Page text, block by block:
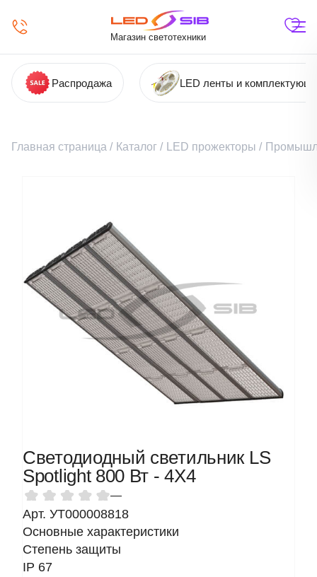
Магазин светотехники
Распродажа LED ленты и
Главная страница / Каталог / LED прожекторы /
Светодиодный светильник LS
Spotlight 800 Вт - 4Х4
—
Арт. УТ000008818
Основные характеристики
Степень защиты
IP 67